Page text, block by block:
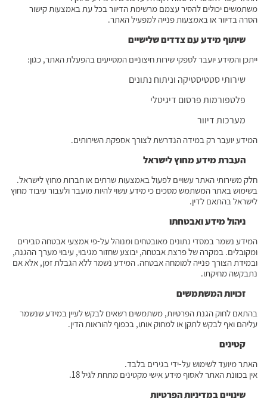
משתמשים יכולים להסיר עצמם מרשימת הדיוור בכל עת באמצעות קישור
הסרה בדיוור או באמצעות פנייה למפעיל האתר.
שיתוף מידע עם צדדים שלישיים
ייתכן והמידע יועבר לספקי שירות חיצוניים המסייעים בהפעלת האתר, כגון:
שירותי סטטיסטיקה וניתוח נתונים
פלטפורמות פרסום דיגיטלי
מערכות דיוור
המידע יועבר רק במידה הנדרשת לצורך אספקת השירותים.
העברת מידע מחוץ לישראל
חלק משירותי האתר עשויים לפעול באמצעות שרתים או חברות מחוץ לישראל.
בשימוש באתר המשתמש מסכים כי מידע עשוי להיות מועבר ולעבור עיבוד מחוץ
לישראל בהתאם לדין.
ניהול מידע ואבטחתו
המידע נשמר במסדי נתונים מאובטחים ומנוהל על-פי אמצעי אבטחה סבירים
ומקובלים. במקרה של פרצת אבטחה, יבוצע שחזור מגיבוי, עיבוי מערך ההגנה,
ובמידת הצורך פנייה למומחה אבטחה. המידע נשמר ללא הגבלת זמן, אלא אם
נתבקשה מחיקתו.
זכויות המשתמשים
בהתאם לחוק הגנת הפרטיות, משתמשים רשאים לבקש לעיין במידע שנשמר
עליהם ואף לבקש לתקן או למחוק אותו, בכפוף להוראות הדין.
קטינים
האתר מיועד לשימוש על-ידי בגירים בלבד.
אין בכוונת האתר לאסוף מידע אישי מקטינים מתחת לגיל 18.
שינויים במדיניות הפרטיות